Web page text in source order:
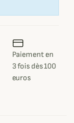
Paiement en
3 fois dès 100
euros